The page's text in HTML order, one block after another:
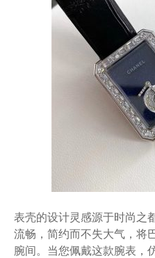
表壳的设计灵感源于时尚之
流畅，简约而不失大气，将
腕间。当您佩戴这款腕表，